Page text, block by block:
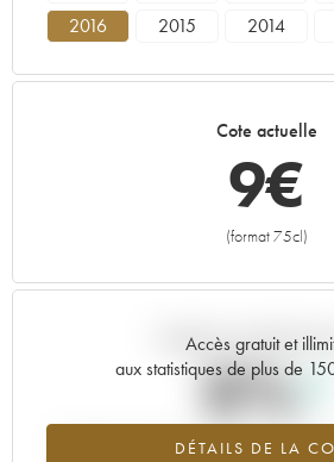
2016
2015 2014
Cote actuelle
9€
(format 75cl)
Accès gratuit et
aux statistiques de plus de
DÉTAILS DE LA
Tendance actuelle de
0%
Tendance à la hausse du millésime 2016